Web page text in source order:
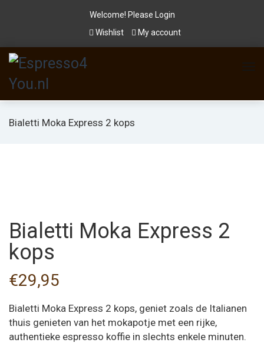
Welcome! Please
Login
Wishlist
My account
Bialetti Moka Express 2 kops
Bialetti Moka Express 2
kops
€29,95
Bialetti Moka Express 2 kops, geniet zoals de Italianen
thuis genieten van het mokapotje met een rijke,
authentieke espresso koffie in slechts enkele minuten.